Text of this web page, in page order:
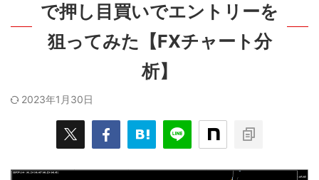
で押し目買いでエントリーを
狙ってみた【FXチャート分
析】
2023年1月30日